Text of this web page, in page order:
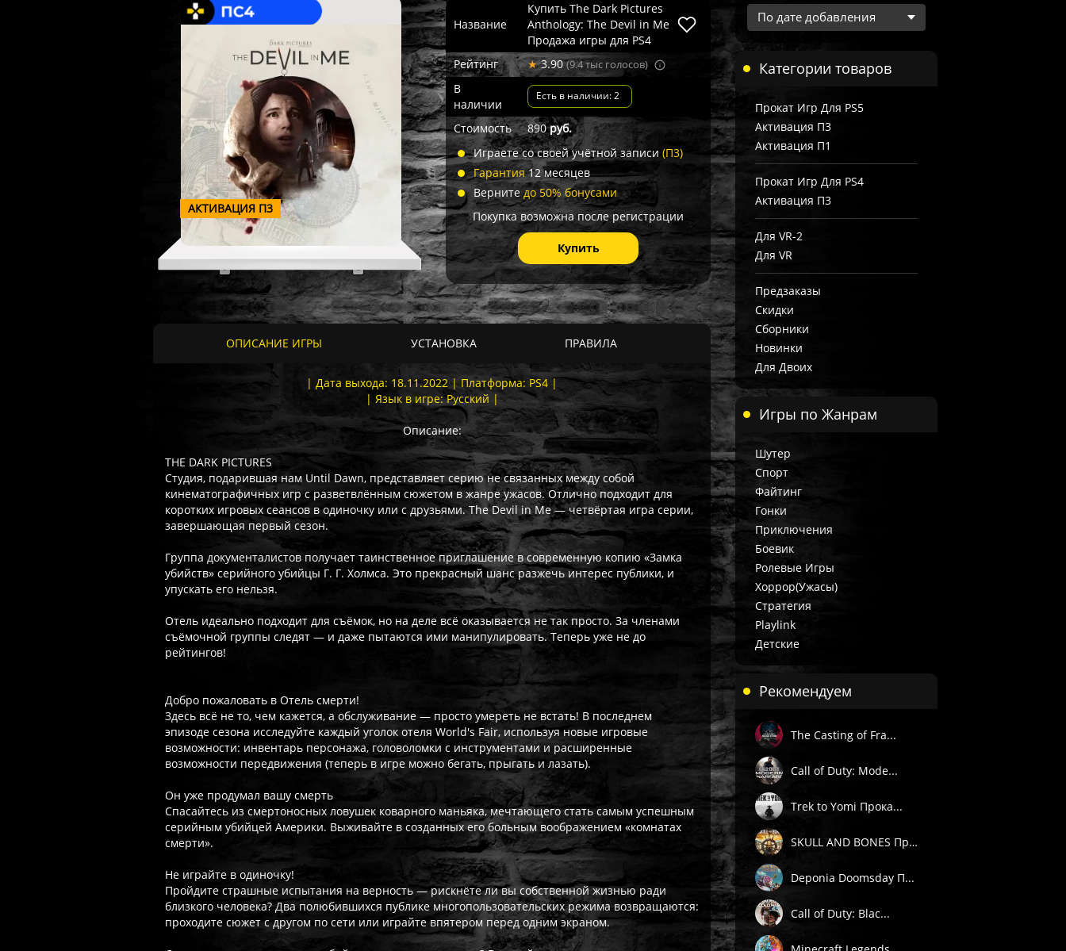
АКТИВАЦИЯ П3
Название
Купить The Dark Pictures
Anthology: The Devil in Me
Продажа игры для PS4
Рейтинг
★3.90(9.4 тыс голосов)
В
наличии
Есть в наличии: 2
Стоимость 890руб.
Играете со своей учётной записи(П3)
Гарантия12 месяцев
Вернитедо 50% бонусами
Покупка возможна после регистрации
Купить
ОПИСАНИЕ ИГРЫ УСТАНОВКА ПРАВИЛА
| Дата выхода: 18.11.2022 | Платформа: PS4 |
| Язык в игре: Русский |
Описание:
THE DARK PICTURES
Студия, подарившая нам Until Dawn, представляет серию не связанных между собой
кинематографичных игр с разветвлённым сюжетом в жанре ужасов. Отлично подходит для
коротких игровых сеансов в одиночку или с друзьями. The Devil in Me — четвёртая игра серии,
завершающая первый сезон.
Группа документалистов получает таинственное приглашение в современную копию «Замка
убийств» серийного убийцы Г. Г. Холмса. Это прекрасный шанс разжечь интерес публики, и
упускать его нельзя.
Отель идеально подходит для съёмок, но на деле всё оказывается не так просто. За членами
съёмочной группы следят — и даже пытаются ими манипулировать. Теперь уже не до
рейтингов!
Добро пожаловать в Отель смерти!
Здесь всё не то, чем кажется, а обслуживание — просто умереть не встать! В последнем
эпизоде сезона исследуйте каждый уголок отеля World's Fair, используя новые игровые
возможности: инвентарь персонажа, головоломки с инструментами и расширенные
возможности передвижения (теперь в игре можно бегать, прыгать и лазать).
Он уже продумал вашу смерть
Спасайтесь из смертоносных ловушек коварного маньяка, мечтающего стать самым успешным
серийным убийцей Америки. Выживайте в созданных его больным воображением «комнатах
смерти».
Не играйте в одиночку!
Пройдите страшные испытания на верность — рискнёте ли вы собственной жизнью ради
близкого человека? Два полюбившихся публике многопользовательских режима возвращаются:
проходите сюжет с другом по сети или играйте впятером перед одним экраном.
Категории товаров
Прокат Игр Для PS5
Активация П3
Активация П1
Прокат Игр Для PS4
Активация П3
Для VR-2
Для VR
Предзаказы
Скидки
Сборники
Новинки
Для Двоих
Игры по Жанрам
Шутер
Спорт
Файтинг
Гонки
Приключения
Боевик
Ролевые Игры
Хоррор(Ужасы)
Стратегия
Playlink
Детские
Рекомендуем
The Casting of Fra...
Call of Duty: Mode...
Trek to Yomi Прока...
SKULL AND BONES Пр...
Deponia Doomsday П...
Call of Duty: Blac...